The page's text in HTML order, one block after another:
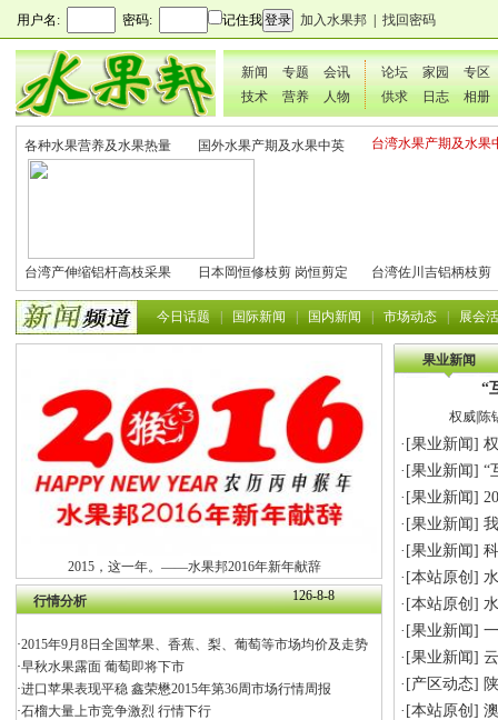
用户名: 密码: 记住我 加入水果邦 找回密码
新闻 专题
会讯
技术
营养 人物
论坛 家园
专区
供求
日志 相册
各种水果营养及水果热量
表
国外水果产期及水果中英
台湾水果产期及水果
台湾产伸缩铝杆高枝采果
剪2270#
日本岡恒修枝剪 岗恒剪定
铗200
台湾佐川吉铝柄枝剪
801（欧洲款式）
今日话题
国际新闻 国内新闻 市场动态 展会
2015，这一年。——水果邦2016年新年献辞
行情分析 126-8-8
·2015年9月8日全国苹果、香蕉、梨、葡萄等市场均价及走势
·早秋水果露面 葡萄即将下市
·进口苹果表现平稳 鑫荣懋2015年第36周市场行情周报
·石榴大量上市竞争激烈 行情下行
果业新闻
“
权威|陈
·[果业新闻]
·[果业新闻] “
·[果业新闻]
·[果业新闻]
·[果业新闻]
·[本站原创 ]
·[本站原创 ]
·[果业新闻]
·[果业新闻]
·[产区动态]
·[本站原创 ]